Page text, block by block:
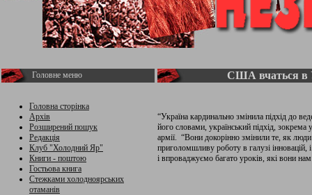
Головне меню
Головна сторінка
Архів
Розширений пошук
Редакція
Клуб "Холодний Яр"
Книги - поштою
Гостьова книга
Стежками холодноярських
отаманів
США вчаться в
“Україна кардинально змінила підхід до
його словами, український підхід, зокрема
армії. “Вони докорінно змінили те, як
приголомшливу роботу в галузі
і впроваджуємо багато уроків, які вони